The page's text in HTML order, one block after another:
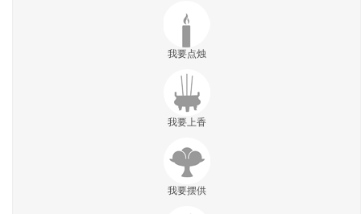
我要点烛
我要上香
我要摆供